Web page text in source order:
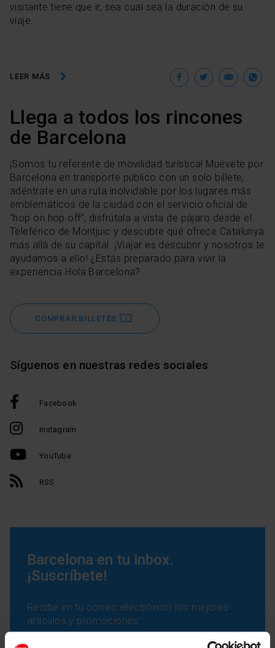
visitante tiene que ir, sea cual sea la duración de su
viaje.
LEER MÁS Facebook
Twitter
Llega a todos los rincones
de Barcelona
¡Somos tu referente de movilidad turística! Muévete por
Barcelona en transporte público con un solo billete,
adéntrate en una ruta inolvidable por los lugares más
emblemáticos de la ciudad con el servicio oficial de
“hop on hop off”, disfrútala a vista de pájaro desde el
Teleférico de Montjuïc y descubre qué ofrece Catalunya
más allá de su capital. ¡Viajar es descubrir y nosotros te
ayudamos a ello! ¿Estás preparado para vivir la
experiencia Hola Barcelona?
COMPRAR BILLETES
Síguenos en nuestras redes sociales
Facebook
Instagram
YouTube
RSS
Barcelona en tu inbox.
¡Suscríbete!
Recibe en tu correo electrónico los mejores
artículos y promociones: